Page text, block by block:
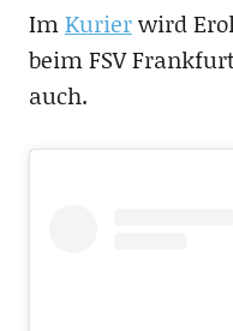
ImKurierwird
beim FSV
auch.